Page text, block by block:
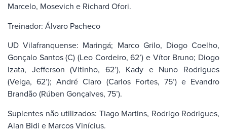
Marcelo, Mosevich e Richard Ofori.
Treinador: Álvaro Pacheco
UD Vilafranquense: Maringá; Marco Grilo, Diogo Coelho,
Gonçalo Santos (C) (Leo Cordeiro, 62’) e Vítor Bruno; Diogo
Izata, Jefferson (Vitinho, 62’), Kady e Nuno Rodrigues
(Veiga, 62’); André Claro (Carlos Fortes, 75’) e Evandro
Brandão (Rúben Gonçalves, 75’).
Suplentes não utilizados: Tiago Martins, Rodrigo Rodrigues,
Alan Bidi e Marcos Vinícius.